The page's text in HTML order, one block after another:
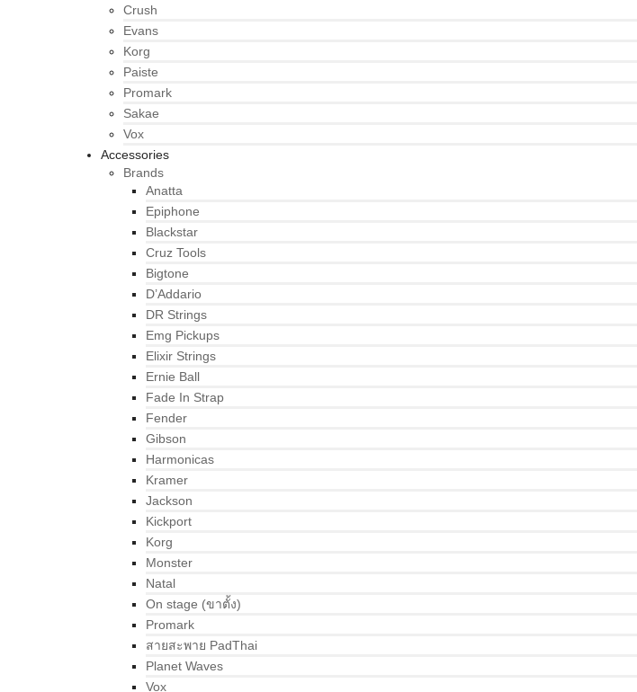
Crush
Evans
Korg
Paiste
Promark
Sakae
Vox
Accessories
Brands
Anatta
Epiphone
Blackstar
Cruz Tools
Bigtone
D’Addario
DR Strings
Emg Pickups
Elixir Strings
Ernie Ball
Fade In Strap
Fender
Gibson
Harmonicas
Kramer
Jackson
Kickport
Korg
Monster
Natal
On stage (ขาตั้ง)
Promark
สายสะพาย PadThai
Planet Waves
Vox